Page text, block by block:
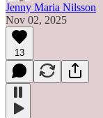
Jenny Maria Nilsson
Nov 02, 2025
13